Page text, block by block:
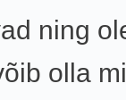
ning
olla